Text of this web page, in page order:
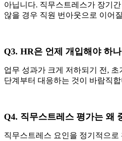
아닙니다. 직무스트레스가 장기
않을 경우 직원 번아웃으로 이어
Q3. HR은 언제 개입해야 하
업무 성과가 크게 저하되기 전, 초
단계부터 대응하는 것이 바람직
Q4. 직무스트레스 평가는 왜
직무스트레스 요인을 정기적으